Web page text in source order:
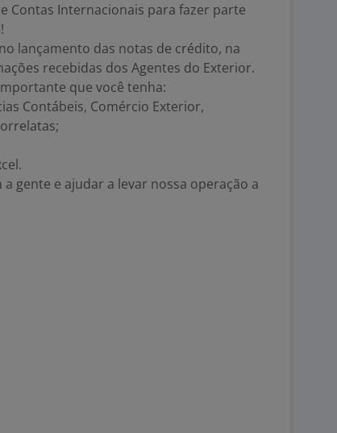
Contas Internacionais para fazer parte
lançamento das notas de crédito, na
recebidas dos Agentes do Exterior.
que você tenha:
Contábeis, Comércio Exterior,
gente e ajudar a levar nossa operação a